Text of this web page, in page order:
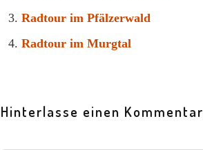
Radtour im Pfälzerwald
Radtour im Murgtal
Hinterlasse einen Kommentar